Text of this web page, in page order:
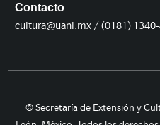
Contacto
cultura@uanl.mx / (0181)
© Secretaría de Extensión y